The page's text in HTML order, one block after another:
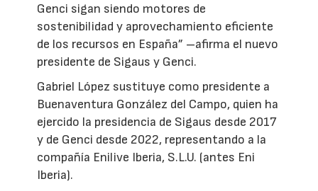
Genci sigan siendo motores de
sostenibilidad y aprovechamiento eficiente
de los recursos en España” –afirma el nuevo
presidente de Sigaus y Genci.
Gabriel López sustituye como presidente a
Buenaventura González del Campo, quien ha
ejercido la presidencia de Sigaus desde 2017
y de Genci desde 2022, representando a la
compañía Enilive Iberia, S.L.U. (antes Eni
Iberia).